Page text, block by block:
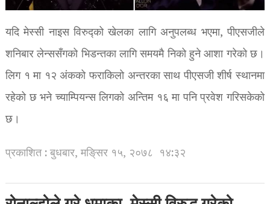
यदि मेस्सी नाइस विरुद्को खेलका लागि अनुपलब्ध भएमा, पीएसजीले
शनिबार लेन्ससँगको भिडन्तका लागि समयमै निको हुने आशा गरेको छ।
लिग १ मा १२ अंकको फराकिलो अन्तरका साथ पीएसजी शीर्ष स्थानमा
रहेको छ भने च्याम्पियन्स लिगको अन्तिम १६ मा पनि प्रवेश गरिसकेको
छ।
प्रकाशित : बुधबार, मङि्सर १५, २०७८ १४:३२